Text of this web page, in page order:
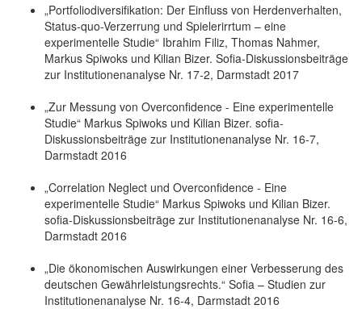
„Portfoliodiversifikation: Der Einfluss von Herdenverhalten,
Status-quo-Verzerrung und Spielerirrtum – eine
experimentelle Studie“ Ibrahim Filiz, Thomas Nahmer,
Markus Spiwoks und Kilian Bizer. Sofia-Diskussionsbeiträge
zur Institutionenanalyse Nr. 17-2, Darmstadt 2017
„Zur Messung von Overconfidence - Eine experimentelle
Studie“ Markus Spiwoks und Kilian Bizer. sofia-
Diskussionsbeiträge zur Institutionenanalyse Nr. 16-7,
Darmstadt 2016
„Correlation Neglect und Overconfidence - Eine
experimentelle Studie“ Markus Spiwoks und Kilian Bizer.
sofia-Diskussionsbeiträge zur Institutionenanalyse Nr. 16-6,
Darmstadt 2016
„Die ökonomischen Auswirkungen einer Verbesserung des
deutschen Gewährleistungsrechts.“ Sofia – Studien zur
Institutionenanalyse Nr. 16-4, Darmstadt 2016